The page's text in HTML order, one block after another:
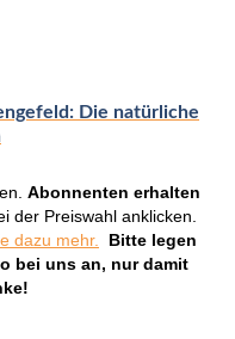
Die natürliche
Abonnenten erhalten
der Preiswahl anklicken.
dazu mehr.
Bitte legen
bei uns an, nur damit